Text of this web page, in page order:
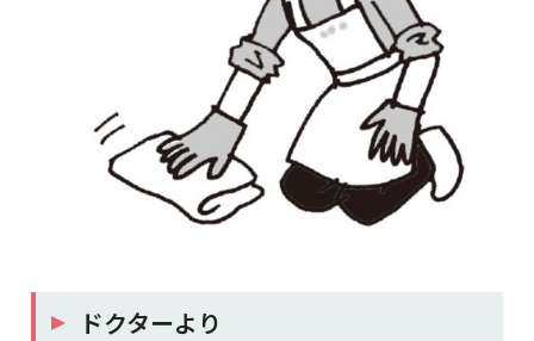
ドクターより